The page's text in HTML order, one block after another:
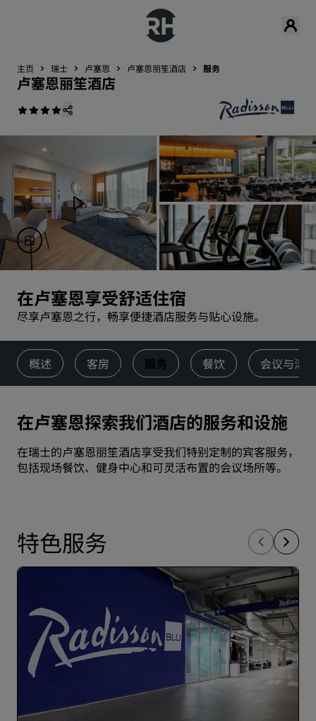
主页 瑞士 卢塞恩 卢塞恩丽笙酒店 服务
卢塞恩丽笙酒店
在卢塞恩享受舒适住宿
尽享卢塞恩之行，畅享便捷酒店服务与贴心设施。
概述 客房 服务 餐饮 会议与活动
在卢塞恩探索我们酒店的服务和设施
在瑞士的卢塞恩丽笙酒店享受我们特别定制的宾客服务，
包括现场餐饮、健身中心和可灵活布置的会议场所等。
特色服务